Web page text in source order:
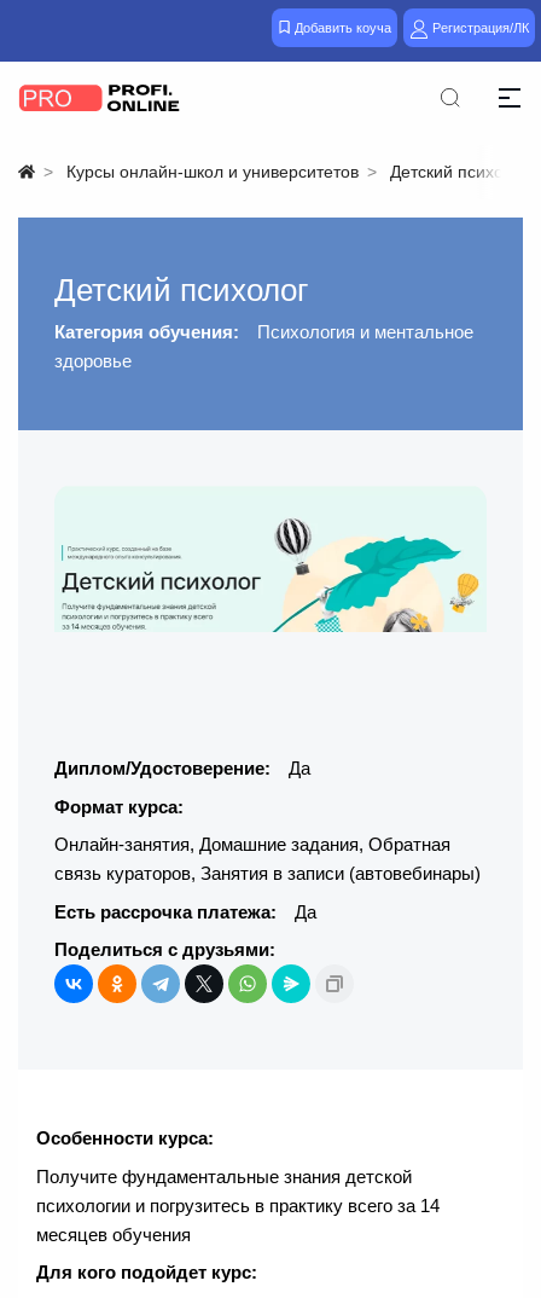
Добавить коуча Регистрация/ЛК
Курсы онлайн-школ и университетов Детский психолог
Детский психолог
Категория обучения:
Психология и ментальное
здоровье
Диплом/Удостоверение:
Да
Формат курса:
Онлайн-занятия, Домашние задания, Обратная
связь кураторов, Занятия в записи (автовебинары)
Есть рассрочка платежа:
Да
Поделиться с друзьями:
Особенности курса:
Получите фундаментальные знания детской
психологии и погрузитесь в практику всего за 14
месяцев обучения
Для кого подойдет курс: